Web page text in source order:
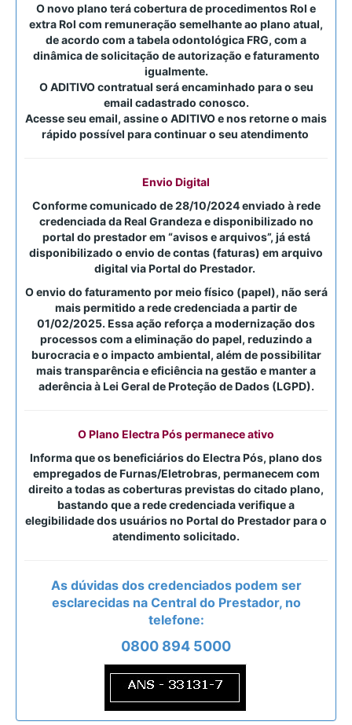
O novo plano terá cobertura de procedimentos Rol e
extra Rol com remuneração semelhante ao plano atual,
de acordo com a tabela odontológica FRG, com a
dinâmica de solicitação de autorização e faturamento
igualmente.
O ADITIVO contratual será encaminhado para o seu
email cadastrado conosco.
Acesse seu email, assine o ADITIVO e nos retorne o mais
rápido possível para continuar o seu atendimento
Envio Digital
Conforme comunicado de28/10/2024enviado à rede
credenciada da Real Grandeza e disponibilizado no
portal do prestador em “avisos e arquivos”, já está
disponibilizado o envio de contas (faturas) em arquivo
digital via Portal do Prestador.
O envio do faturamento por meio físico (papel), não será
mais permitido a rede credenciada a partir de
01/02/2025. Essa ação reforça a modernização dos
processos com a eliminação do papel, reduzindo a
burocracia e o impacto ambiental, além de possibilitar
mais transparência e eficiência na gestão e manter a
aderência à Lei Geral de Proteção de Dados (LGPD).
O Plano Electra Pós permanece ativo
Informa que os beneficiários do Electra Pós, plano dos
empregados de Furnas/Eletrobras, permanecem com
direito a todas as coberturas previstas do citado plano,
bastando que a rede credenciada verifique a
elegibilidade dos usuários no Portal do Prestador para o
atendimento solicitado.
As dúvidas dos credenciados podem ser
esclarecidas na Central do Prestador, no
telefone:
0800 894 5000